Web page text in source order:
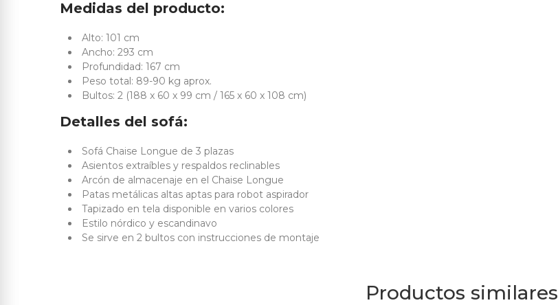
Medidas del producto:
Alto: 101 cm
Ancho: 293 cm
Profundidad: 167 cm
Peso total: 89-90 kg aprox.
Bultos: 2 (188 x 60 x 99 cm / 165 x 60 x 108 cm)
Detalles del sofá:
Sofá Chaise Longue de 3 plazas
Asientos extraíbles y respaldos reclinables
Arcón de almacenaje en el Chaise Longue
Patas metálicas altas aptas para robot aspirador
Tapizado en tela disponible en varios colores
Estilo nórdico y escandinavo
Se sirve en 2 bultos con instrucciones de montaje
Productos similares